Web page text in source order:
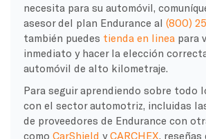
necesita para su automóvil,
asesor del plan Endurance al (800)
también puedes tienda en lineapara
inmediato y hacer la elección
automóvil de alto kilometraje.
Para seguir aprendiendo sobre todo
con el sector automotriz, incluidas
de proveedores de Endurance con
como CarShield yCARCHEX,